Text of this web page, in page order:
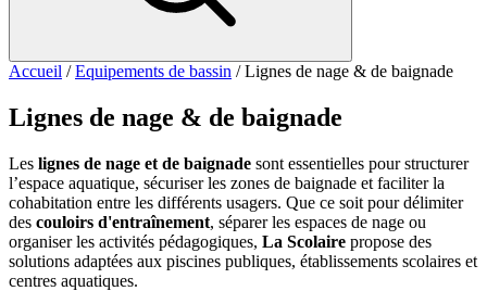
Accueil /Equipements de bassin / Lignes de nage & de baignade
Lignes de nage & de baignade
Les lignes de nage et de baignade sont essentielles pour structurer
l’espace aquatique, sécuriser les zones de baignade et faciliter la
cohabitation entre les différents usagers. Que ce soit pour délimiter
des couloirs d'entraînement, séparer les espaces de nage ou
organiser les activités pédagogiques, La Scolaire propose des
solutions adaptées aux piscines publiques, établissements scolaires et
centres aquatiques.